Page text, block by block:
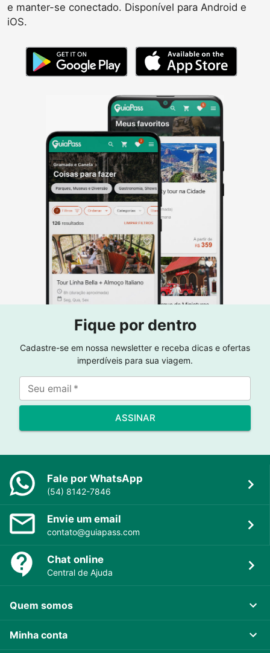
e manter-se conectado. Disponível para Android e
iOS.
Fique por dentro
Cadastre-se em nossa newsletter e receba dicas e ofertas
imperdíveis para sua viagem.
Seu email *
ASSINAR
Fale por WhatsApp
(54) 8142-7846
Envie um email
contato@guiapass.com
Chat online
Central de Ajuda
Quem somos
Minha conta